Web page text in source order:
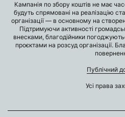
Кампанія по збору коштів не має
будуть спрямовані на реалізацію
організації — в основному на
Підтримуючи активності
внесками, благодійники
проєктами на розсуд організації.
Публічний
Усі права